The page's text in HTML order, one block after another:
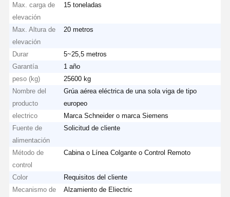
Max. carga de
elevación
15 toneladas
Max. Altura de
elevación
20 metros
Durar
5~25,5 metros
Garantía
1 año
peso (kg)
25600 kg
Nombre del
producto
Grúa aérea eléctrica de una sola viga de tipo
europeo
electrico
Marca Schneider o marca Siemens
Fuente de
alimentación
Solicitud de cliente
Método de
control
Cabina o Línea Colgante o Control Remoto
Color
Requisitos del cliente
Mecanismo de
Alzamiento de Eliectric